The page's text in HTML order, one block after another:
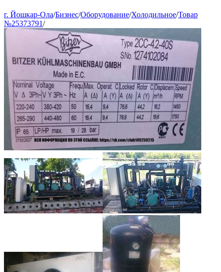
г. Йошкар-Ола/Бизнес/Оборудование/Холодильное/Товар
№25373791/